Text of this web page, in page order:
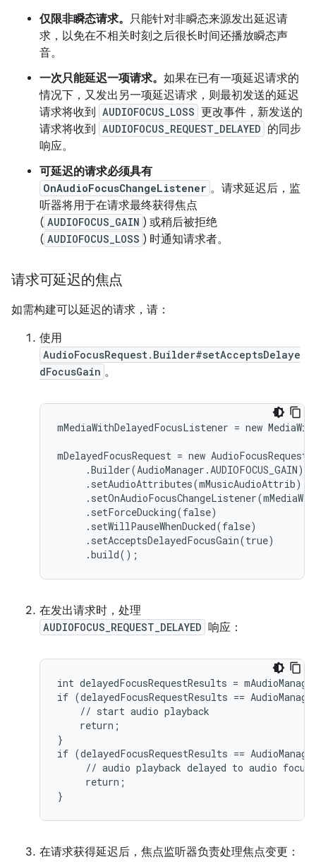
仅限非瞬态请求。 只能针对非瞬态来源发出延迟请
求，以免在不相关时刻之后很长时间还播放瞬态声
音。
一次只能延迟一项请求。 如果在已有一项延迟请求的
情况下，又发出另一项延迟请求，则最初发送的延迟
请求将收到 AUDIOFOCUS_LOSS 更改事件，新发送的
请求将收到 AUDIOFOCUS_REQUEST_DELAYED 的同步
响应。
可延迟的请求必须具有
OnAudioFocusChangeListener 。请求延迟后，监
听器将用于在请求最终获得焦点
( AUDIOFOCUS_GAIN ) 或稍后被拒绝
( AUDIOFOCUS_LOSS ) 时通知请求者。
请求可延迟的焦点
如需构建可以延迟的请求，请：
使用
AudioFocusRequest.Builder#setAcceptsDelaye
dFocusGain 。
mMediaWithDelayedFocusListener = new
mDelayedFocusRequest = new AudioFocusRequest
     .Builder(AudioManager.AUDIOFOCUS_GAIN)
     .setAudioAttributes(mMusicAudioAttrib)
     .setForceDucking(false)
     .setWillPauseWhenDucked(false)
     .setAcceptsDelayedFocusGain(true)
在发出请求时，处理
AUDIOFOCUS_REQUEST_DELAYED 响应：
int delayedFocusRequestResults =
if (delayedFocusRequestResults ==
    // start audio playback
    return;
}
if (delayedFocusRequestResults ==
// audio playback delayed to audio focus
     return;
在请求获得延迟后，焦点监听器负责处理焦点变更：